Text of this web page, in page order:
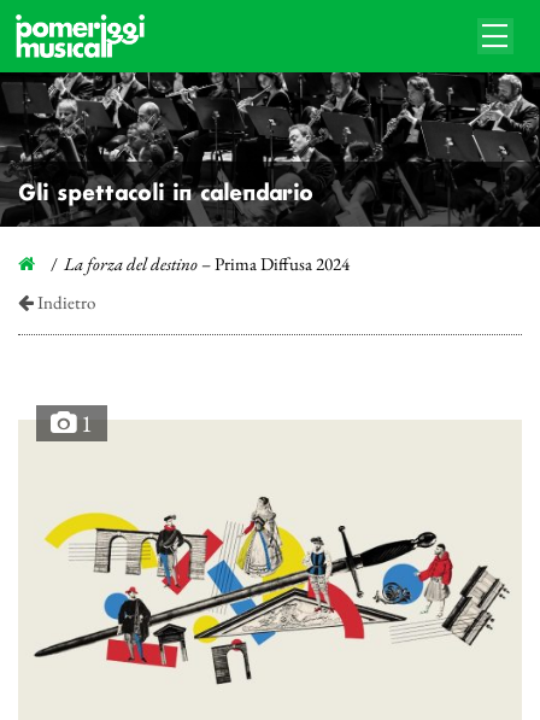
Gli spettacoli in calendario
La forza del destino – Prima Diffusa 2024
Indietro
1